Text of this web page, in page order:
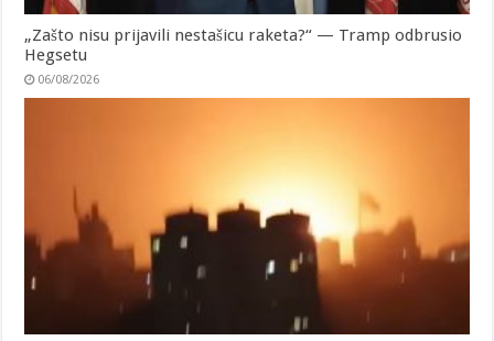
„Zašto nisu prijavili nestašicu raketa?“ — Tramp odbrusio
Hegsetu
06/08/2026